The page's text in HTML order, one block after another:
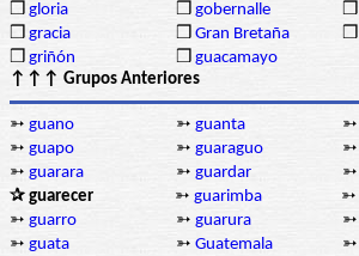
❒ gloria ❒ gobernalle ❒
❒ gracia ❒ Gran Bretaña ❒
❒ griñón ❒ guacamayo
↑↑↑ Grupos Anteriores
➳ guano ➳ guanta ➳
➳ guapo ➳ guaraguo ➳
➳ guarara ➳ guardar ➳
✰ guarecer
➳ guarimba ➳
➳ guarro ➳ guarura ➳
➳ guata ➳ Guatemala ➳